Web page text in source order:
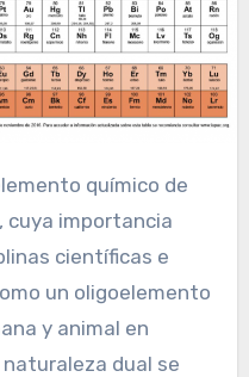
químico de
cuya importancia
científicas e
un oligoelemento
y animal en
dual se